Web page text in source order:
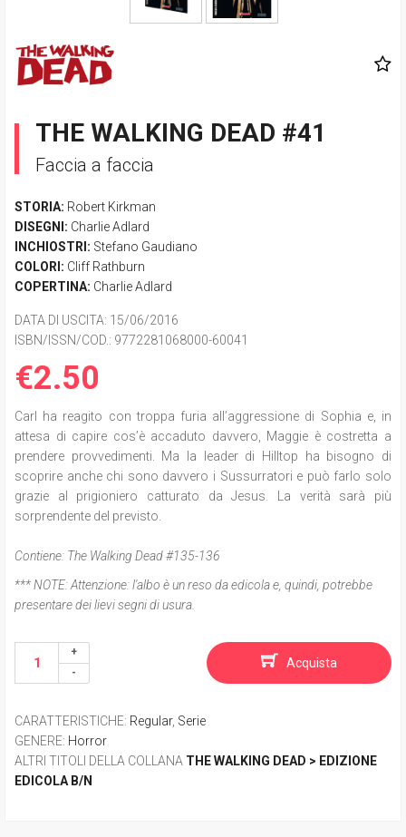
THE WALKING DEAD #41
Faccia a faccia
STORIA: Robert Kirkman
DISEGNI: Charlie Adlard
INCHIOSTRI: Stefano Gaudiano
COLORI: Cliff Rathburn
COPERTINA: Charlie Adlard
DATA DI USCITA: 15/06/2016
ISBN/ISSN/COD.: 9772281068000-60041
€2.50
Carl ha reagito con troppa furia all’aggressione di Sophia e, in
attesa di capire cos’è accaduto davvero, Maggie è costretta a
prendere provvedimenti. Ma la leader di Hilltop ha bisogno di
scoprire anche chi sono davvero i Sussurratori e può farlo solo
grazie al prigioniero catturato da Jesus. La verità sarà più
sorprendente del previsto.
Contiene: The Walking Dead #135-136
*** NOTE:Attenzione: l'albo è un reso da edicola e, quindi, potrebbe
presentare dei lievi segni di usura.
Acquista
CARATTERISTICHE: Regular, Serie
GENERE: Horror
ALTRI TITOLI DELLA COLLANA THE WALKING DEAD > EDIZIONE
EDICOLA B/N